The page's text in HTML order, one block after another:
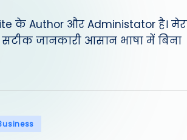
के Author और Administator है।
जानकारी आसान भाषा में बिना